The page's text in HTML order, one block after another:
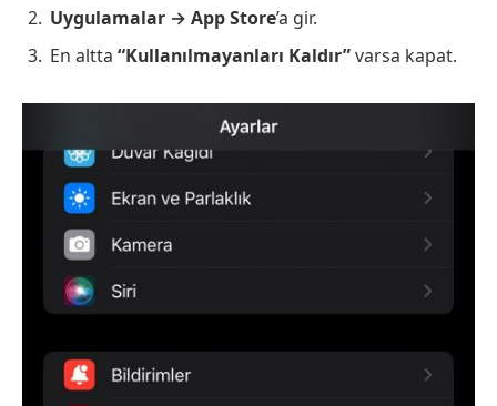
Uygulamalar → App Store’a gir.
En altta “Kullanılmayanları Kaldır”varsa kapat.